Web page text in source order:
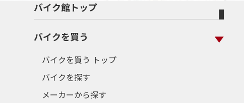
バイク館トップ
バイクを買う
バイクを買う トップ
バイクを探す
メーカーから探す